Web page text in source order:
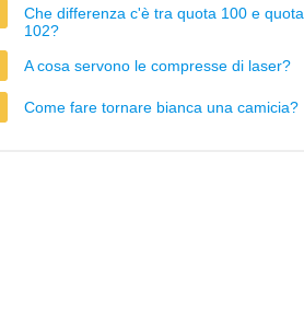
Che differenza c'è tra quota 100 e quota
102?
A cosa servono le compresse di laser?
Come fare tornare bianca una camicia?